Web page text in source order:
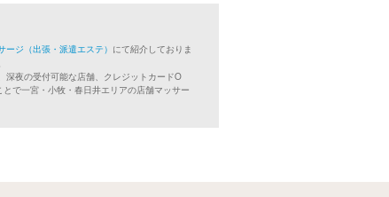
ージ（出張・派遣エステ） にて紹介しておりま
深夜の受付可能な店舗、クレジットカードO
で一宮・小牧・春日井エリアの店舗マッサー